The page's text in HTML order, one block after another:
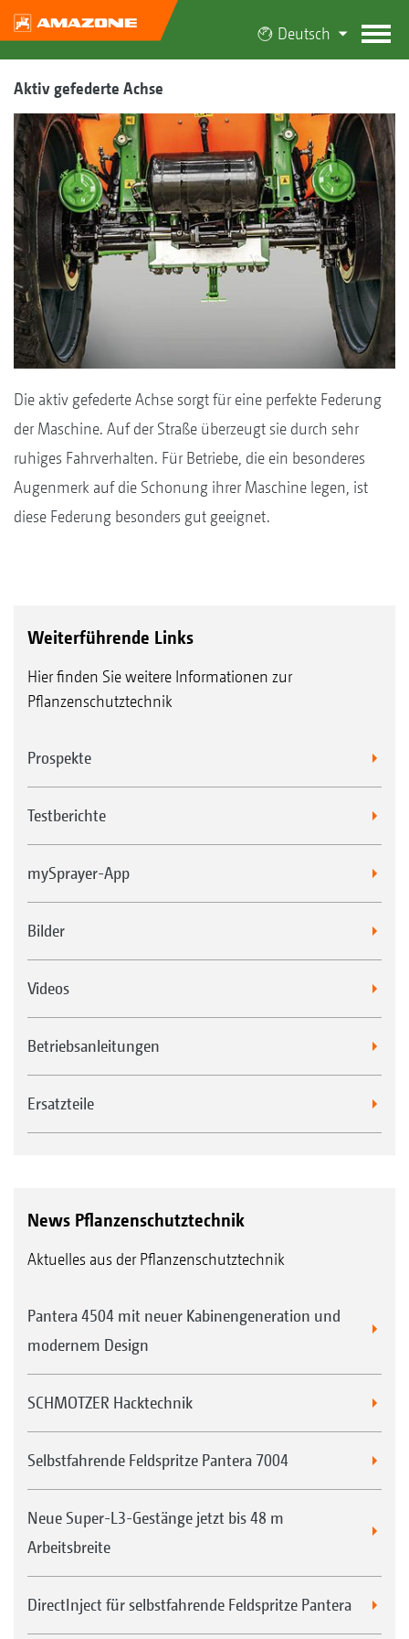
Deutsch
Aktiv gefederte Achse
Die aktiv gefederte Achse sorgt für eine perfekte Federung
der Maschine. Auf der Straße überzeugt sie durch sehr
ruhiges Fahrverhalten. Für Betriebe, die ein besonderes
Augenmerk auf die Schonung ihrer Maschine legen, ist
diese Federung besonders gut geeignet.
Weiterführende Links
Hier finden Sie weitere Informationen zur
Pflanzenschutztechnik
Prospekte
Testberichte
mySprayer-App
Bilder
Videos
Betriebsanleitungen
Ersatzteile
News Pflanzenschutztechnik
Aktuelles aus der Pflanzenschutztechnik
Pantera 4504 mit neuer Kabinengeneration und
modernem Design
SCHMOTZER Hacktechnik
Selbstfahrende Feldspritze Pantera 7004
Neue Super-L3-Gestänge jetzt bis 48 m
Arbeitsbreite
DirectInject für selbstfahrende Feldspritze Pantera